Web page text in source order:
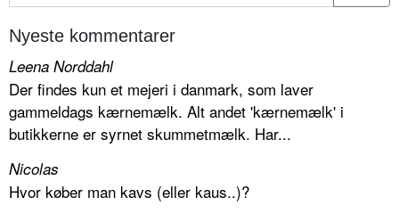
Nyeste kommentarer
Leena Norddahl
Der findes kun et mejeri i danmark, som laver
gammeldags kærnemælk. Alt andet 'kærnemælk' i
butikkerne er syrnet skummetmælk. Har...
Nicolas
Hvor køber man kavs (eller kaus..)?